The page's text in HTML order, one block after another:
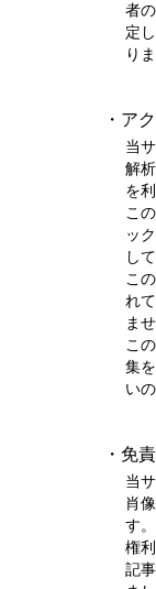
者
定
り
・ア
当
解
を
こ
ッ
し
こ
れ
ま
こ
集
い
・免
当
肖
す。
権
記